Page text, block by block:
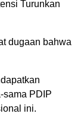
Turunkan
dugaan bahwa
sama PDIP
ini.